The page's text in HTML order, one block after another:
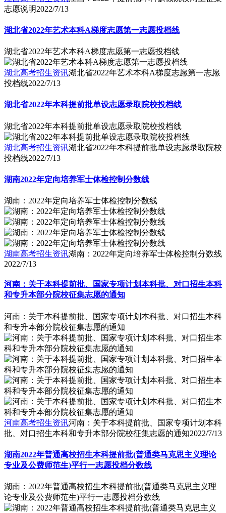
志愿说明2022/7/13
湖北省2022年艺术本科A梯度志愿第一志愿投档线
湖北省2022年艺术本科A梯度志愿第一志愿投档线
湖北高考招生资讯湖北省2022年艺术本科A梯度志愿第一志愿
投档线2022/7/13
湖北省2022年本科提前批单设志愿录取院校投档线
湖北省2022年本科提前批单设志愿录取院校投档线
湖北高考招生资讯湖北省2022年本科提前批单设志愿录取院校
投档线2022/7/13
湖南2022年定向培养军士体检控制分数线
湖南：2022年定向培养军士体检控制分数线
湖南高考招生资讯湖南：2022年定向培养军士体检控制分数线
2022/7/13
河南：关于本科提前批、国家专项计划本科批、对口招生本科
和专升本部分院校征集志愿的通知
河南：关于本科提前批、国家专项计划本科批、对口招生本科
和专升本部分院校征集志愿的通知
河南高考招生资讯河南：关于本科提前批、国家专项计划本科
批、对口招生本科和专升本部分院校征集志愿的通知2022/7/13
湖南2022年普通高校招生本科提前批(普通类马克思主义理论
专业及公费师范生)平行一志愿投档分数线
湖南：2022年普通高校招生本科提前批(普通类马克思主义理
论专业及公费师范生)平行一志愿投档分数线